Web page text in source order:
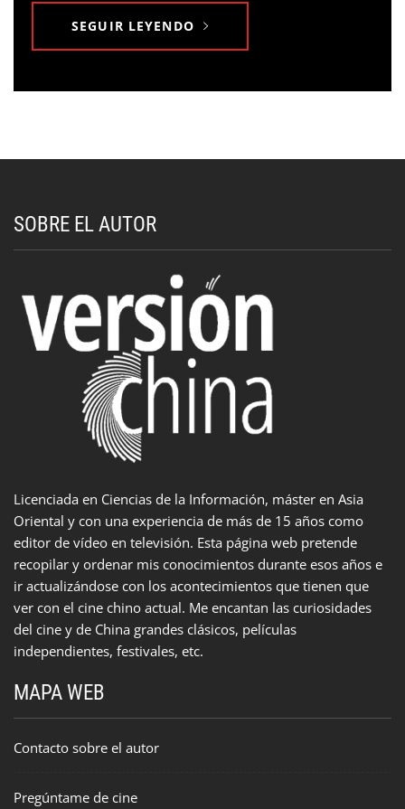
SEGUIR LEYENDO
SOBRE EL AUTOR
Licenciada en Ciencias de la Información, máster en Asia
Oriental y con una experiencia de más de 15 años como
editor de vídeo en televisión. Esta página web pretende
recopilar y ordenar mis conocimientos durante esos años e
ir actualizándose con los acontecimientos que tienen que
ver con el cine chino actual. Me encantan las curiosidades
del cine y de China grandes clásicos, películas
independientes, festivales, etc.
MAPA WEB
Contacto sobre el autor
Pregúntame de cine